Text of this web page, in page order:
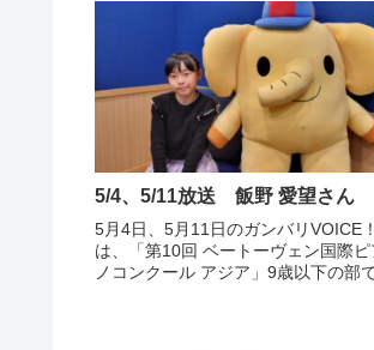
た、伊勢崎市立あずま南小学校6年
谷川 莉久さんの声です。
5/4、5/11放送 飯野 愛望さん
5月4日、5月11日のガンバリVOICE！
は、「第10回 ベートーヴェン国際ピ
ノコンクール アジア」9歳以下の部